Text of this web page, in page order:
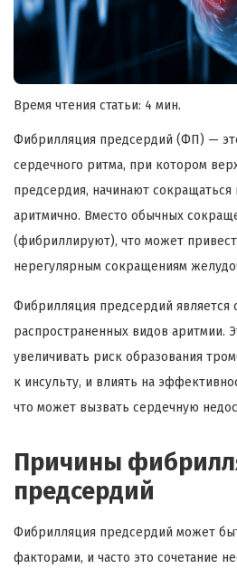
Время чтения статьи: 4 мин.
Фибрилляция предсердий (ФП) —
сердечного ритма, при котором
предсердия, начинают
аритмично. Вместо обычных
(фибриллируют), что может
нерегулярным сокращениям
Фибрилляция предсердий является
распространенных видов аритмии.
увеличивать риск образования
к инсульту, и влиять на
что может вызвать сердечную
Причины
предсердий
Фибрилляция предсердий может
факторами, и часто это сочетание